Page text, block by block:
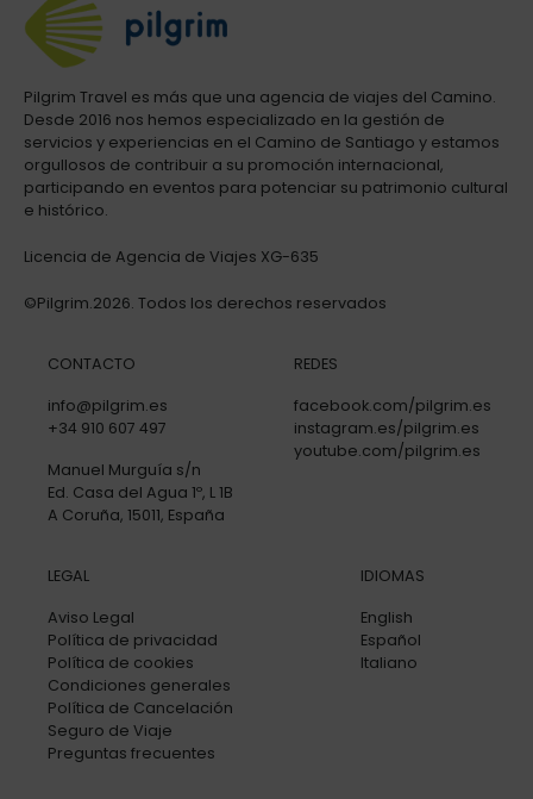
Pilgrim Travel es más que una agencia de viajes del Camino.
Desde 2016 nos hemos especializado en la gestión de
servicios y experiencias en el Camino de Santiago y estamos
orgullosos de contribuir a su promoción internacional,
participando en eventos para potenciar su patrimonio cultural
e histórico.
Licencia de Agencia de Viajes XG-635
©Pilgrim.2026. Todos los derechos reservados
CONTACTO
info@pilgrim.es
+34 910 607 497
Manuel Murguía s/n
Ed. Casa del Agua 1º, L 1B
A Coruña, 15011, España
REDES
facebook.com/pilgrim.es
instagram.es/pilgrim.es
youtube.com/pilgrim.es
LEGAL
Aviso Legal
Política de privacidad
Política de cookies
Condiciones generales
Política de Cancelación
Seguro de Viaje
Preguntas frecuentes
IDIOMAS
English
Español
Italiano